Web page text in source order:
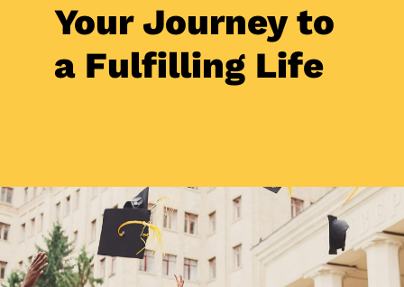
Blog
Your Journey to
a Fulfilling Life